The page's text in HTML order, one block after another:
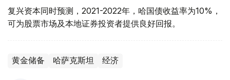
复兴资本同时预测，2021-2022年，哈国债收益率为10%，
可为股票市场及本地证券投资者提供良好回报。
黄金储备 哈萨克斯坦 经济